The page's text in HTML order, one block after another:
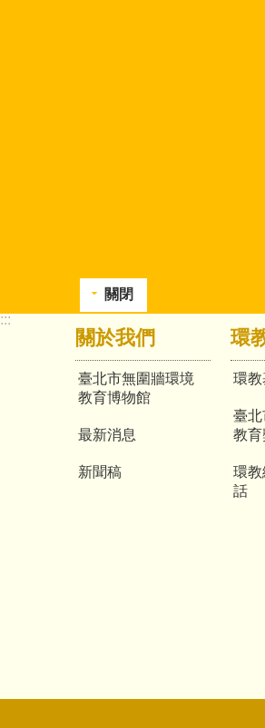
關閉
:::
關於我們
臺北市無圍牆環境
教育博物館
最新消息
新聞稿
環
環教
臺
教育
環
話